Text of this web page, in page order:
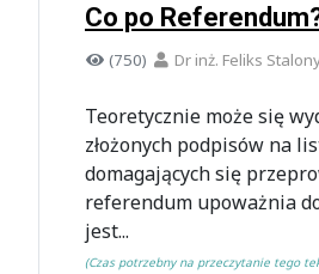
Co po
(750) Dr inż. Feliks
Teoretycznie może się
złożonych podpisów na
domagających się
referendum upoważnia
jest...
(Czas potrzebny na przeczytanie tego